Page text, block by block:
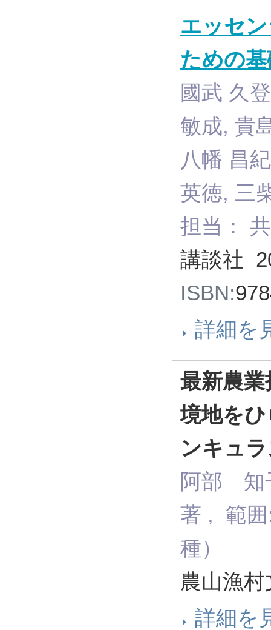
エッセ
ための
國武 久
敏成, 貴
八幡 昌
英徳, 三
担当：
講談社
ISBN:
詳細を
最新農
境地を
ンキュ
阿部 知
著 , 範囲
種）
農山漁
詳細を